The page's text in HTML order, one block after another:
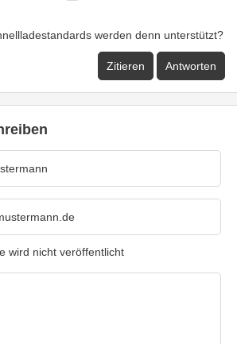
werden denn unterstützt?
Zitieren Antworten
wird nicht veröffentlicht